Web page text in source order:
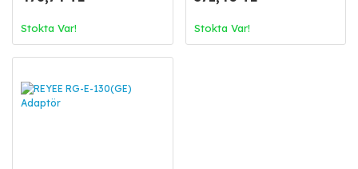
Stokta Var! Stokta Var!